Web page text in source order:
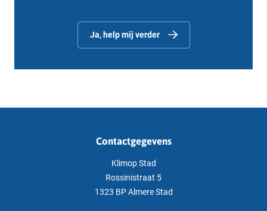
Ja, help mij verder
Contactgegevens
Klimop Stad
Rossinistraat 5
1323 BP Almere Stad